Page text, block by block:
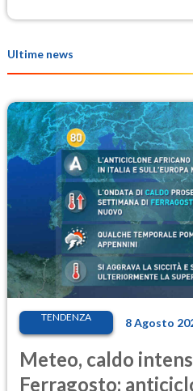
Ultime news
TENDENZA 8 Agosto
Meteo, caldo
Ferragosto: